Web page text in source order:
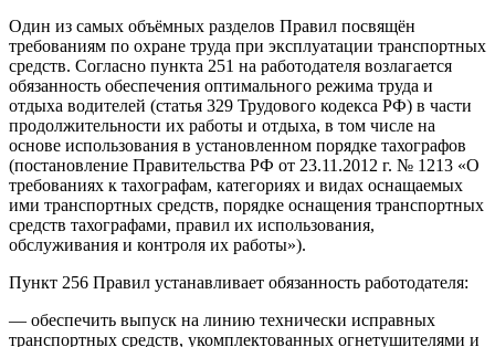
Один из самых объёмных разделов Правил посвящён
требованиям по охране труда при эксплуатации транспортных
средств. Согласно пункта 251 на работодателя возлагается
обязанность обеспечения оптимального режима труда и
отдыха водителей (статья 329 Трудового кодекса РФ) в части
продолжительности их работы и отдыха, в том числе на
основе использования в установленном порядке тахографов
(постановление Правительства РФ от 23.11.2012 г. № 1213 «О
требованиях к тахографам, категориях и видах оснащаемых
ими транспортных средств, порядке оснащения транспортных
средств тахографами, правил их использования,
обслуживания и контроля их работы»).
Пункт 256 Правил устанавливает обязанность работодателя:
— обеспечить выпуск на линию технически исправных
транспортных средств, укомплектованных огнетушителями и